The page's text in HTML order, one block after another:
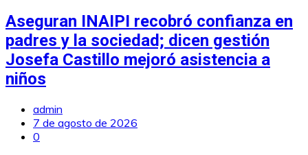
Aseguran INAIPI recobró confianza en
padres y la sociedad; dicen gestión
Josefa Castillo mejoró asistencia a
niños
admin
7 de agosto de 2026
0